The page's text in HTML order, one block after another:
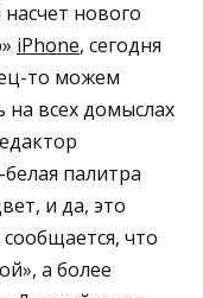
насчет нового
iPhone, сегодня
то можем
на всех домыслах
палитра
и да, это
что
а более